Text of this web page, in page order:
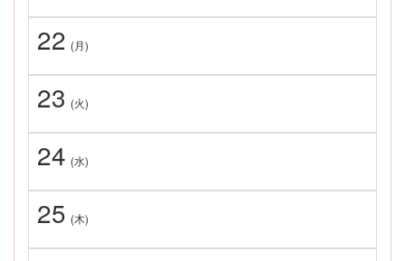
22 (月)
23 (火)
24 (水)
25 (木)